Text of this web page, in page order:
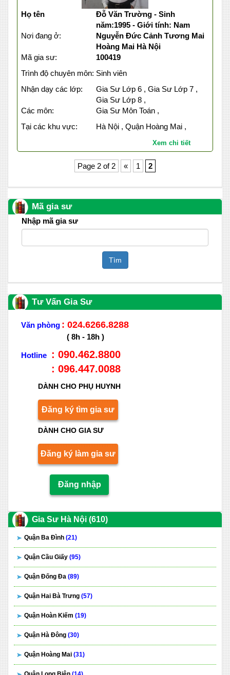
Họ tên
Đỗ Văn Trường - Sinh
năm:1995 - Giới tính: Nam
Nơi đang ở:
Nguyễn Đức Cảnh Tương Mai
Hoàng Mai Hà Nội
Mã gia sư:
100419
Trình độ chuyên môn: Sinh viên
Nhận dạy các lớp:
Gia Sư Lớp 6 , Gia Sư Lớp 7 ,
Gia Sư Lớp 8 ,
Các môn:
Gia Sư Môn Toán ,
Tại các khu vực:
Hà Nội , Quận Hoàng Mai ,
Xem chi tiết
Page 2 of 2 « 1 2
Mã gia sư
Nhập mã gia sư
Tìm
Tư Vấn Gia Sư
Văn phòng : 024.6266.8288
( 8h - 18h )
Hotline
: 090.462.8800
: 096.447.0088
DÀNH CHO PHỤ HUYNH
Đăng ký tìm gia sư
DÀNH CHO GIA SƯ
Đăng ký làm gia sư
Đăng nhập
Gia Sư Hà Nội (610)
Quận Ba Đình (21)
Quận Cầu Giấy (95)
Quận Đống Đa (89)
Quận Hai Bà Trưng (57)
Quận Hoàn Kiếm (19)
Quận Hà Đông (30)
Quận Hoàng Mai (31)